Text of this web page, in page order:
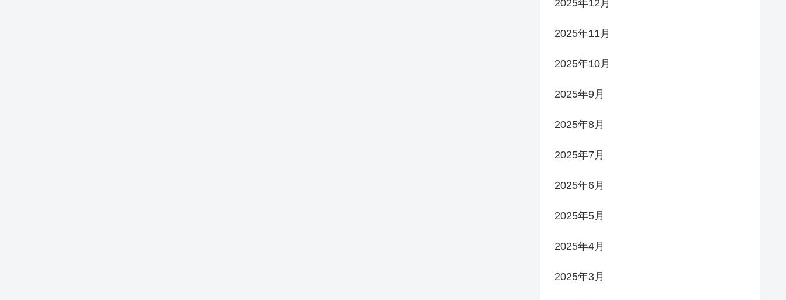
2025年12月
2025年11月
2025年10月
2025年9月
2025年8月
2025年7月
2025年6月
2025年5月
2025年4月
2025年3月